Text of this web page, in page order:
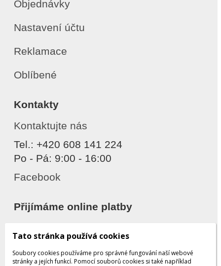
Objednávky
Nastavení účtu
Reklamace
Oblíbené
Kontakty
Kontaktujte nás
Tel.: +420 608 141 224
Po - Pá: 9:00 - 16:00
Facebook
Přijímáme online platby
Tato stránka používá cookies
Soubory cookies používáme pro správné fungování naší webové
stránky a jejích funkcí. Pomocí souborů cookies si také například